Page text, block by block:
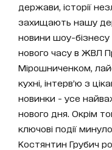
держави, історії
захищають нашу
новини шоу-бізнесу
нового часу в ЖВЛ
Мірошниченком,
кухні, інтерв’ю з
новинки - усе
нового дня. Окрім
ключові події
Костянтин Грубич